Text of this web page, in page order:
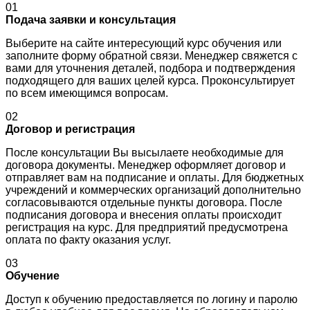
01
Подача заявки и консультация
Выберите на сайте интересующий курс обучения или
заполните форму обратной связи. Менеджер свяжется с
вами для уточнения деталей, подбора и подтверждения
подходящего для ваших целей курса. Проконсультирует
по всем имеющимся вопросам.
02
Договор и регистрация
После консультации Вы высылаете необходимые для
договора документы. Менеджер оформляет договор и
отправляет вам на подписание и оплаты. Для бюджетных
учреждений и коммерческих организаций дополнительно
согласовываются отдельные пункты договора. После
подписания договора и внесения оплаты происходит
регистрация на курс. Для предприятий предусмотрена
оплата по факту оказания услуг.
03
Обучение
Доступ к обучению предоставляется по логину и паролю